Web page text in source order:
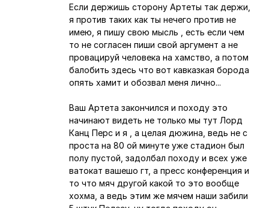
Если держишь сторону Артеты так держи,
я против таких как ты нечего против не
имею, я пишу свою мысль , есть если чем
то не согласен пиши свой аргумент а не
провацируй человека на хамство, а потом
балобить здесь что вот кавказкая борода
опять хамит и обозвал меня лично...
Ваш Артета закончился и походу это
начинают видеть не только мы тут Лорд
Канц Перс и я , а целая дюжина, ведь не с
проста на 80 ой минуте уже стадион был
полу пустой, задолбал походу и всех уже
ватокат вашешо гт, а пресс конференция и
то что мяч другой какой то это вообще
хохма, а ведь этим же мячем наши забили